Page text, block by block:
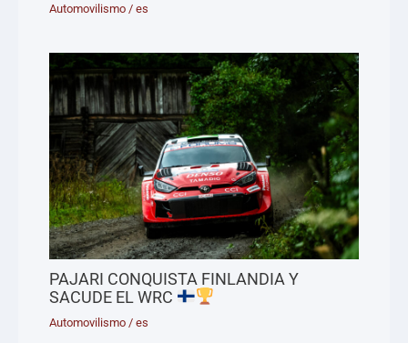
Automovilismo /es
PAJARI CONQUISTA FINLANDIA Y
SACUDE EL WRC
Automovilismo /es